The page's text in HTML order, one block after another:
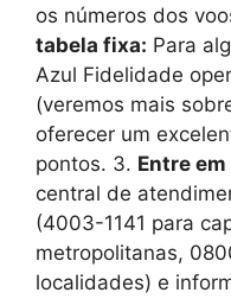
os números dos
tabela fixa: Para
Azul Fidelidade
(veremos mais
oferecer um
pontos. 3. Entre
central de
(4003-1141 para
metropolitanas,
localidades) e